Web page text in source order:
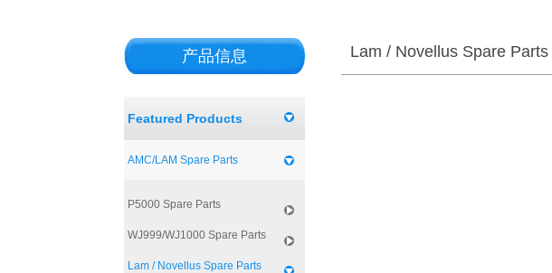
产品信息
Featured Products
AMC/LAM Spare Parts
P5000 Spare Parts
WJ999/WJ1000 Spare Parts
Lam / Novellus Spare Parts
Lam / Novellus Spare Parts